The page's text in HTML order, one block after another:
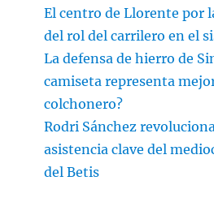
El centro de Llorente por
del rol del carrilero en el
La defensa de hierro de
camiseta representa
colchonero?
Rodri Sánchez
asistencia clave del
del Betis